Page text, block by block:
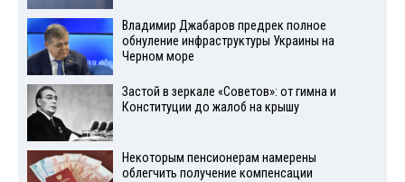
Владимир Джабаров предрек полное
обнуление инфраструктуры Украины на
Черном море
Застой в зеркале «Советов»: от гимна и
Конституции до жалоб на крышу
Некоторым пенсионерам намерены
облегчить получение компенсации